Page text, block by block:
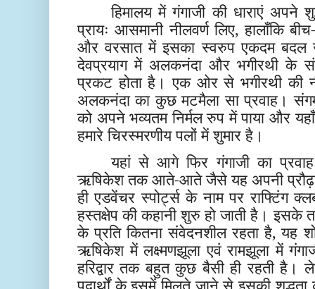
हिमालय में गंगाजी की धाराएं अपने
प्रायः आसमानी नीलवर्ण लिए, हालाँकि
और वरसात में इसका स्वरुप एकदम बदल
देवप्रयाग में अलकनंदा और भगीरथी के
प्रकट होता है। एक ओर से भगीरथी की
अलकनंदा का कुछ मटमैला सा प्रवाह।
को अपने भव्यतम निर्मल रुप में पाया और
हमारे चिरस्मरणीय पलों में शुमार है।
यहां से आगे फिर गंगाजी का
ऋषिकेश तक आते-आते जैसे यह अपनी
ही एडवेंचर स्पोर्ट्स के नाम पर राफ्टिंग
हस्तक्षेप की कहानी शुरु हो जाती है। इसके
के प्रति कितना संवेदनशील रहता है, यह
ऋषिकेश में लक्ष्मणझूला एवं रामझूला में
हरिद्वार तक बहुत कुछ बैसी ही रहती है।